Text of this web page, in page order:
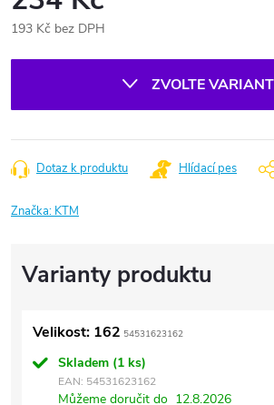
193 Kč bez DPH
ZVOLTE
Dotaz k produktu Hlídací pes
Značka: KTM
Velikost: 162 54531623162
Skladem (1 ks)
EAN: 54531623162
Můžeme doručit do 12.8.2026